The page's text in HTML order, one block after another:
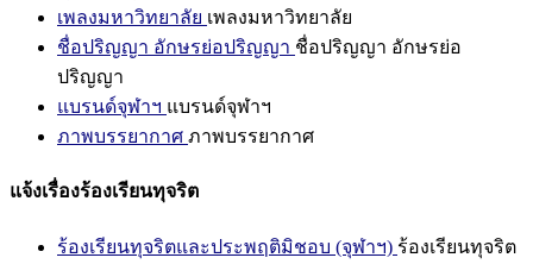
เพลงมหาวิทยาลัย เพลงมหาวิทยาลัย
ชื่อปริญญา อักษรย่อปริญญา ชื่อปริญญา อักษรย่อ
ปริญญา
แบรนด์จุฬาฯ แบรนด์จุฬาฯ
ภาพบรรยากาศ ภาพบรรยากาศ
แจ้งเรื่องร้องเรียนทุจริต
ร้องเรียนทุจริตและประพฤติมิชอบ (จุฬาฯ) ร้องเรียนทุจริต